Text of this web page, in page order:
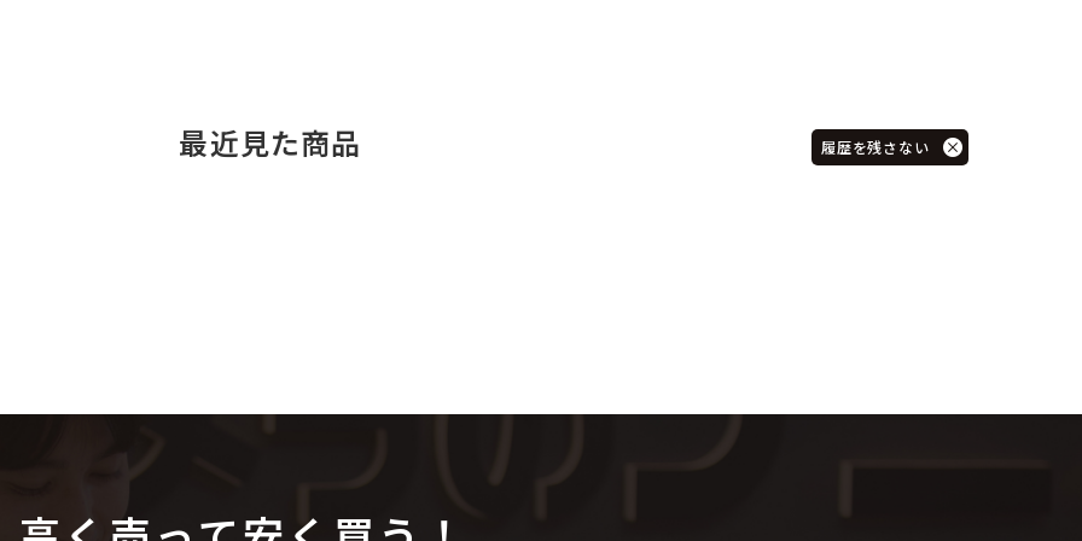
最近見た商品 履歴を残さない